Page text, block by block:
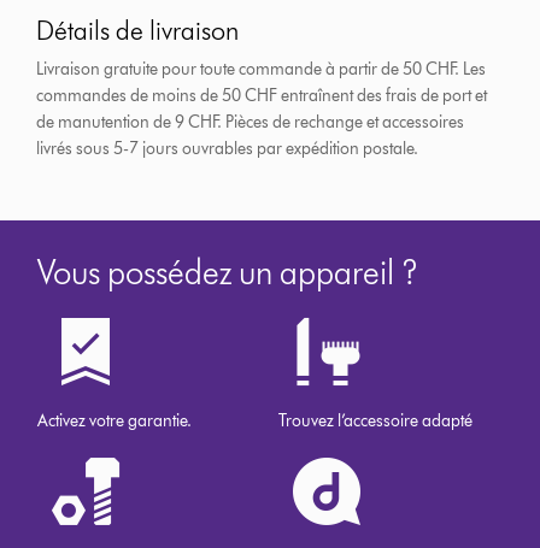
Détails de livraison
Livraison gratuite pour toute commande à partir de 50 CHF. Les
commandes de moins de 50 CHF entraînent des frais de port et
de manutention de 9 CHF. Pièces de rechange et accessoires
livrés sous 5-7 jours ouvrables par expédition postale.
Vous possédez un appareil ?
Activez votre garantie. Trouvez l’accessoire adapté